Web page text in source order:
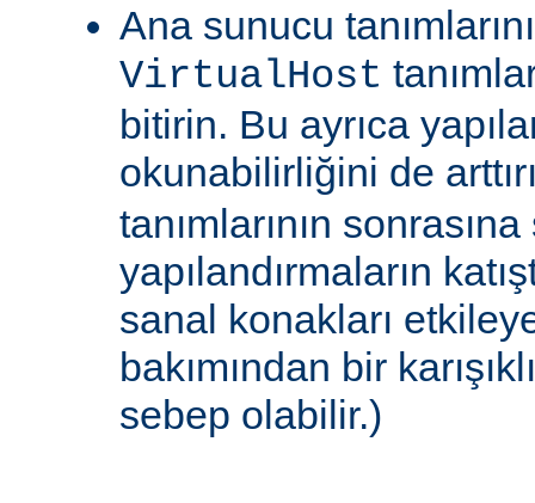
Ana sunucu
VirtualHost
bitirin. Bu ayrıca
okunabilirliğini de
tanımlarının
yapılandırmaların
sanal konakları
bakımından bir
sebep olabilir.)